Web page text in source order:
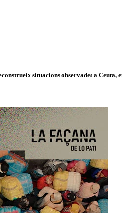
situacions observades a